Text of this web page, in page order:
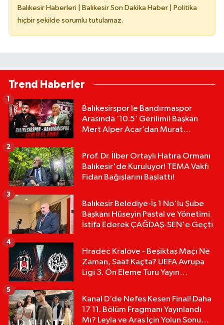
Balıkesir Haberleri | Balıkesir Son Dakika Haber | Politika
hiçbir şekilde sorumlu tutulamaz.
Trend Haberler
Balıkesirspor le Bandırmaspor
Arasında ‘10.5’ Gerilimi! Başkan
Mert Alper Acar’dan Murat
1
Prof. Dr. İlber Ortaylı Hatıra Ormanı
Balıkesir'de Kuruluyor! TEMA Vakfı
Fidan Bağışlarını Başlattı!
2
Balıkesir Belediye-İş 1 No'lu Şube
Başkanı Hüseyin Pastal ve Yönetimi
İstifa Ederek ÇAĞDAŞ-SEN'e Geçti
3
Hradec Kralove - Beşiktaş Maçı Ne
Zaman, Saat Kaçta? UEFA Avrupa
Ligi 3. Ön Eleme Turu Yayın
4
Kanal D’de Nefes Kesen Final! Daha
17 11. Bölüm Fragmanı Yayınlandı
Mı? Leyla ve Aras İçin Yolun Sonu
5